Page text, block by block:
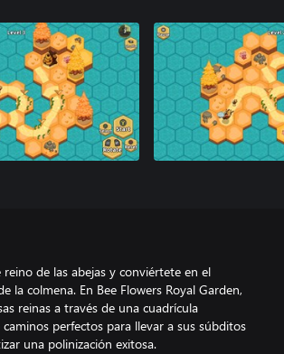
de las abejas y conviértete en el
la colmena. En Bee Flowers Royal Garden,
reinas a través de una cuadrícula
perfectos para llevar a sus súbditos
una polinización exitosa.